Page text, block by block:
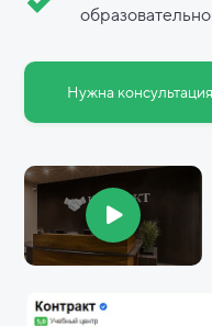
Нужна консультация